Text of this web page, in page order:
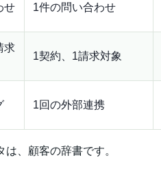
せ 1件の問い合わせ
求
1契約、1請求対象
1回の外部連携
は、顧客の辞書です。